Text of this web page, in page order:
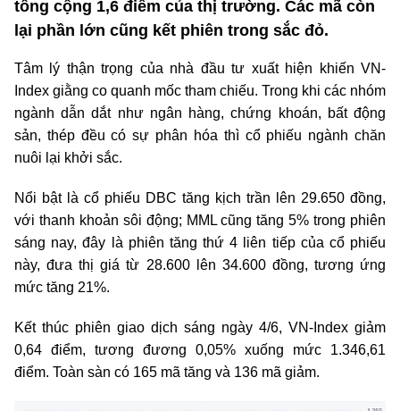
tổng cộng 1,6 điểm của thị trường. Các mã còn
lại phần lớn cũng kết phiên trong sắc đỏ.
Tâm lý thận trọng của nhà đầu tư xuất hiện khiến VN-
Index giằng co quanh mốc tham chiếu. Trong khi các nhóm
ngành dẫn dắt như ngân hàng, chứng khoán, bất động
sản, thép đều có sự phân hóa thì cổ phiếu ngành chăn
nuôi lại khởi sắc.
Nổi bật là cổ phiếu DBC tăng kịch trần lên 29.650 đồng,
với thanh khoản sôi động; MML cũng tăng 5% trong phiên
sáng nay, đây là phiên tăng thứ 4 liên tiếp của cổ phiếu
này, đưa thị giá từ 28.600 lên 34.600 đồng, tương ứng
mức tăng 21%.
Kết thúc phiên giao dịch sáng ngày 4/6, VN-Index giảm
0,64 điểm, tương đương 0,05% xuống mức 1.346,61
điểm. Toàn sàn có 165 mã tăng và 136 mã giảm.